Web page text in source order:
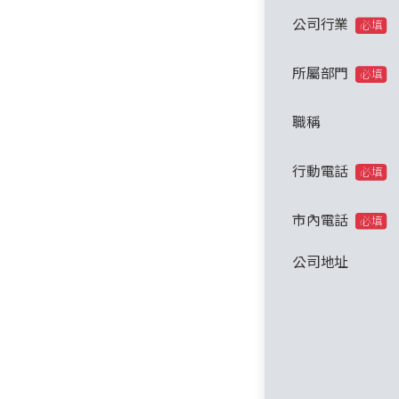
公司行業 必填
所屬部門 必填
職稱
行動電話 必填
市內電話 必填
公司地址